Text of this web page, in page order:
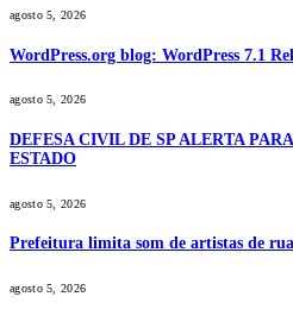
agosto 5, 2026
WordPress.org blog: WordPress 7.1
agosto 5, 2026
DEFESA CIVIL DE SP ALERTA
ESTADO
agosto 5, 2026
Prefeitura limita som de artistas de
agosto 5, 2026